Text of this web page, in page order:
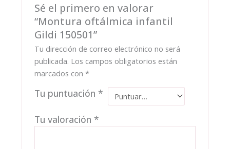
Sé el primero en valorar
“Montura oftálmica infantil
Gildi 150501”
Tu dirección de correo electrónico no será
publicada. Los campos obligatorios están
marcados con*
Tu puntuación*
Tu valoración*